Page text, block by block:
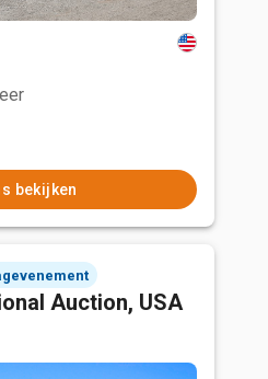
bekijken
Auction, USA